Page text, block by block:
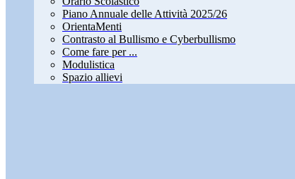
Piano Annuale delle Attività 2025/26
OrientaMenti
Contrasto al Bullismo e Cyberbullismo
Come fare per ...
Modulistica
Spazio allievi